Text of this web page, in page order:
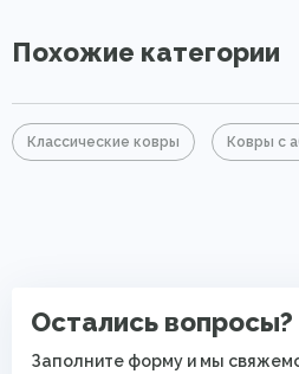
Похожие категории
Классические ковры Ковры с
Остались вопросы?
Заполните форму и мы